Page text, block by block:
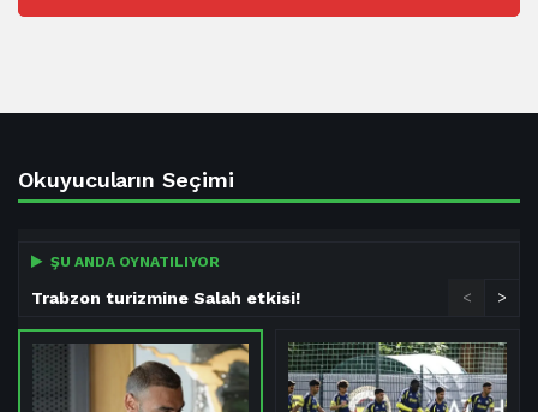
Okuyucuların Seçimi
ŞU ANDA OYNATILIYOR
Trabzon turizmine Salah etkisi! < >